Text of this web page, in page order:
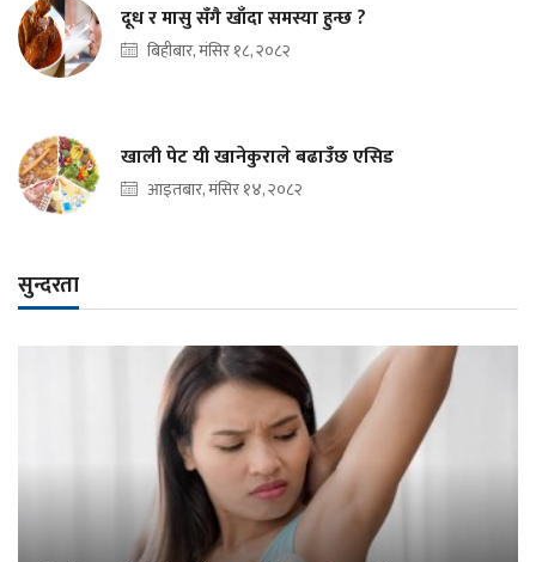
दूध र मासु सँगै खाँदा समस्या हुन्छ ?
बिहीबार, मंसिर १८, २०८२
खाली पेट यी खानेकुराले बढाउँछ एसिड
आइतबार, मंसिर १४, २०८२
सुन्दरता